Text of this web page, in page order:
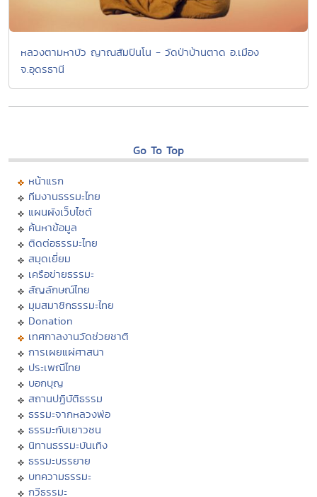
หลวงตามหาบัว ญาณสัมปันโน - วัดป่าบ้านตาด อ.เมือง
จ.อุดรธานี
Go To Top
หน้าแรก
ทีมงานธรรมะไทย
แผนผังเว็บไซต์
ค้นหาข้อมูล
ติดต่อธรรมะไทย
สมุดเยี่ยม
เครือข่ายธรรมะ
สัญลักษณ์ไทย
มุมสมาชิกธรรมะไทย
Donation
เทศกาลงานวัดช่วยชาติ
การเผยแผ่ศาสนา
ประเพณีไทย
บอกบุญ
สถานปฏิบัติธรรม
ธรรมะจากหลวงพ่อ
ธรรมะกับเยาวชน
นิทานธรรมะบันเทิง
ธรรมะบรรยาย
บทความธรรมะ
กวีธรรมะ